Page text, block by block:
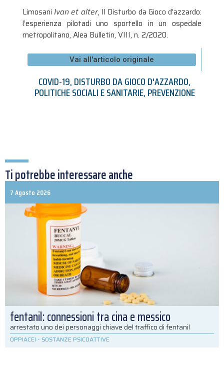
Limosani Ivan et alter, Il Disturbo da Gioco d’azzardo:
l’esperienza pilotadi uno sportello in un ospedale
metropolitano, Alea Bulletin, VIII, n. 2/2020.
Vai all'articolo originale
COVID-19,DISTURBO DA GIOCO D'AZZARDO,
POLITICHE SOCIALI E SANITARIE,PREVENZIONE
Ti potrebbe interessare anche
7 Agosto 2026
fentanil: connessioni tra cina e messico
arrestato uno dei personaggi chiave del traffico di fentanil
OPPIACEI - SOSTANZE PSICOATTIVE